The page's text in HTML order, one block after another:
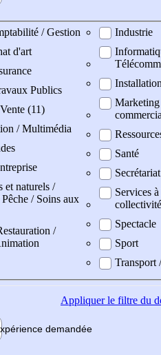
/ Gestion
d'art
Publics
(11)
/ Multimédia
et naturels /
/ Soins aux
/
Industrie
Marketing
Santé
Services
collectivité
Spectacle
Sport
Transport
Appliquerle filtre du
demandée